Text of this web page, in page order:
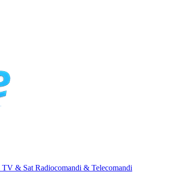
TV & Sat Radiocomandi & Telecomandi